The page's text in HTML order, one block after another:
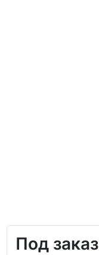
Под заказ